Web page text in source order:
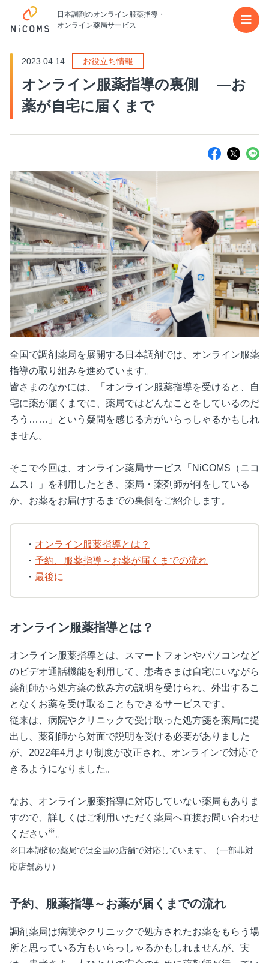
日本調剤のオンライン服薬指導・
オンライン薬局サービス
メイ
2023.04.14 お役立ち情報
オンライン服薬指導の裏側 ―お
薬が自宅に届くまで
全国で調剤薬局を展開する日本調剤では、オンライン服薬
指導の取り組みを進めています。
皆さまのなかには、「オンライン服薬指導を受けると、自
宅に薬が届くまでに、薬局ではどんなことをしているのだ
ろう……」という疑問を感じる方がいらっしゃるかもしれ
ません。
そこで今回は、オンライン薬局サービス「NiCOMS（ニコ
ムス）」を利用したとき、薬局・薬剤師が何をしている
か、お薬をお届けするまでの裏側をご紹介します。
・ オンライン服薬指導とは？
・ 予約、服薬指導～お薬が届くまでの流れ
・ 最後に
オンライン服薬指導とは？
オンライン服薬指導とは、スマートフォンやパソコンなど
のビデオ通話機能を利用して、患者さまは自宅にいながら
薬剤師から処方薬の飲み方の説明を受けられ、外出するこ
となくお薬を受け取ることもできるサービスです。
従来は、病院やクリニックで受け取った処方箋を薬局に提
出し、薬剤師から対面で説明を受ける必要がありました
が、2022年4月より制度が改正され、オンラインで対応で
きるようになりました。
なお、オンライン服薬指導に対応していない薬局もありま
すので、詳しくはご利用いただく薬局へ直接お問い合わせ
ください※ 。
※日本調剤の薬局では全国の店舗で対応しています。（一部非対
応店舗あり）
予約、服薬指導～お薬が届くまでの流れ
調剤薬局は病院やクリニックで処方されたお薬をもらう場
所と思っている方もいらっしゃるかもしれませんが、実